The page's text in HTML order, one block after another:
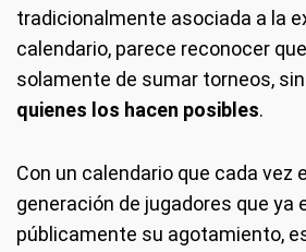
tradicionalmente asociada a la
calendario, parece reconocer
solamente de sumar torneos,
quienes los hacen posibles.
Con un calendario que cada vez
generación de jugadores que ya
públicamente su agotamiento,